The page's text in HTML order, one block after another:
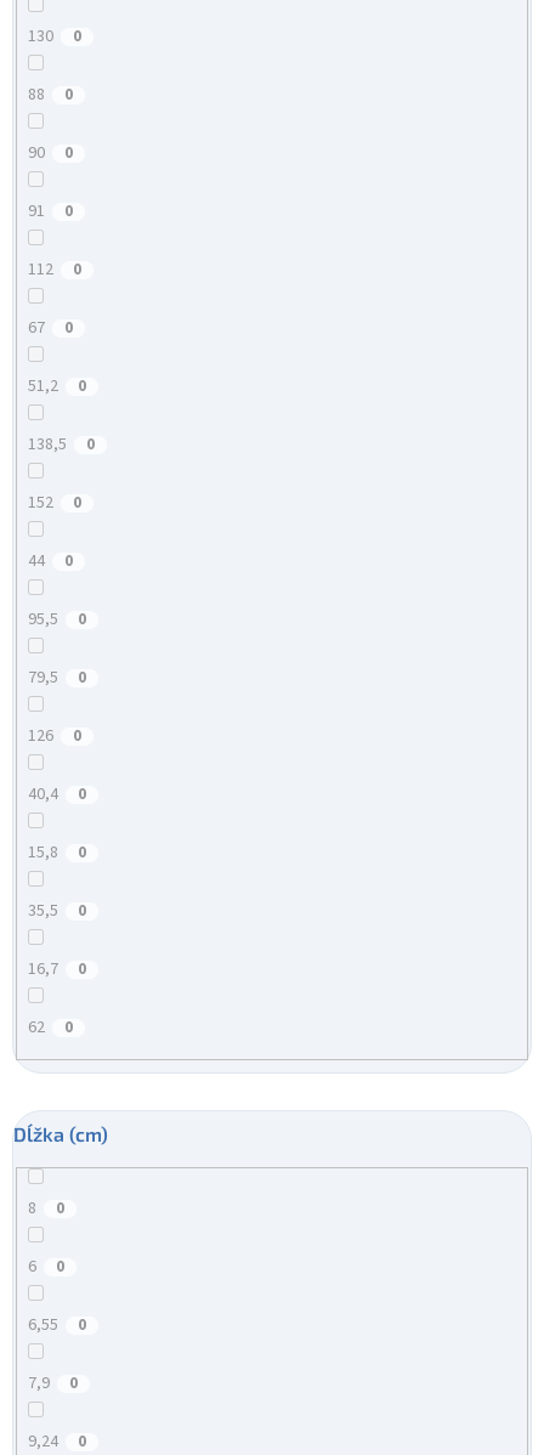
130 0
88 0
90 0
91 0
112 0
67 0
51,2 0
138,5 0
152 0
44 0
95,5 0
79,5 0
126 0
40,4 0
15,8 0
35,5 0
16,7 0
62 0
Dĺžka (cm)
8 0
6 0
6,55 0
7,9 0
9,24 0